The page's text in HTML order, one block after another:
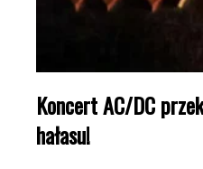
Koncert AC/DC
hałasu!